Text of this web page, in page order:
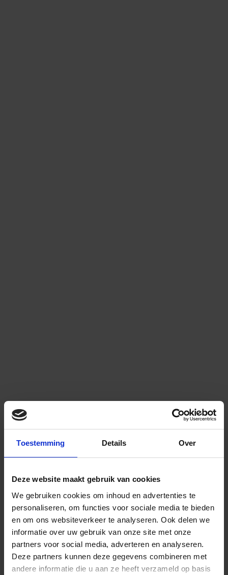
Toestemming Details Over
Deze website maakt gebruik van cookies
We gebruiken cookies om inhoud en advertenties te
personaliseren, om functies voor sociale media te bieden
en om ons websiteverkeer te analyseren. Ook delen we
informatie over uw gebruik van onze site met onze
partners voor social media, adverteren en analyseren.
Deze partners kunnen deze gegevens combineren met
andere informatie die u aan ze heeft verzameld op basis